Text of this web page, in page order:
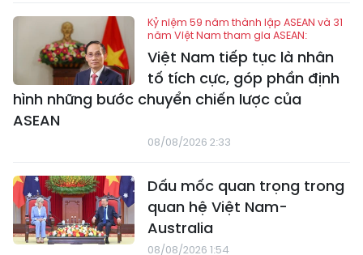
Kỷ niệm 59 năm thành lập ASEAN và 31
năm Việt Nam tham gia ASEAN:
Việt Nam tiếp tục là nhân
tố tích cực, góp phần định
hình những bước chuyển chiến lược của
ASEAN
08/08/2026 2:33
Dấu mốc quan trọng trong
quan hệ Việt Nam-
Australia
08/08/2026 1:54